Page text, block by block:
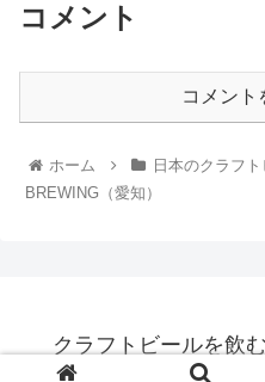
コメント
コメント
ホーム 日本のクラフ
BREWING（愛知）
クラフトビールを飲